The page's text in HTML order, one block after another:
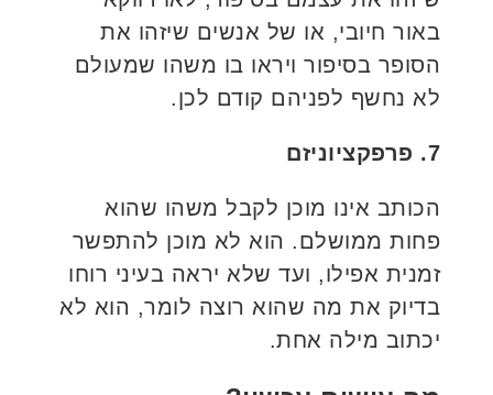
באור חיובי, או של אנשים שיזהו את
הסופר בסיפור ויראו בו משהו שמעולם
לא נחשף לפניהם קודם לכן.
7. פרפקציוניזם
הכותב אינו מוכן לקבל משהו שהוא
פחות ממושלם. הוא לא מוכן להתפשר
זמנית אפילו, ועד שלא יראה בעיני רוחו
בדיוק את מה שהוא רוצה לומר, הוא לא
יכתוב מילה אחת.